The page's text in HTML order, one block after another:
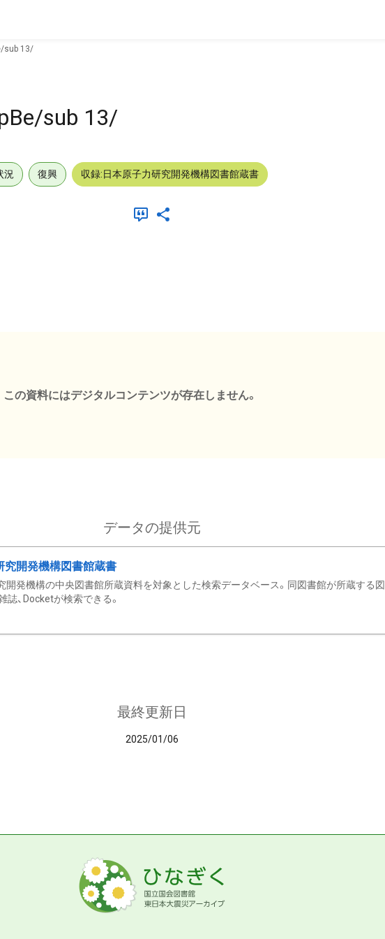
sub 13/
sub 13/
況 復興 収録:日本原子力研究開発機構図書館蔵書
この資料にはデジタルコンテンツが存在しません。
データの提供元
究開発機構図書館蔵書
開発機構の中央図書館所蔵資料を対象とした検索データベース。同図書館が所蔵する図
誌、Docketが検索できる。
最終更新日
2025/01/06